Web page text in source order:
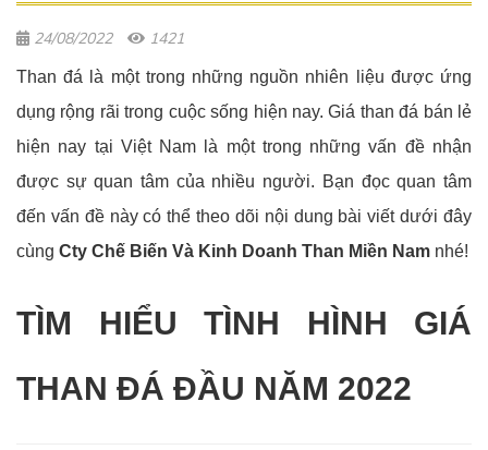
24/08/2022 1421
Than đá là một trong những nguồn nhiên liệu được ứng
dụng rộng rãi trong cuộc sống hiện nay. Giá than đá bán lẻ
hiện nay tại Việt Nam là một trong những vấn đề nhận
được sự quan tâm của nhiều người. Bạn đọc quan tâm
đến vấn đề này có thể theo dõi nội dung bài viết dưới đây
cùng Cty Chế Biến Và Kinh Doanh Than Miền Nam nhé!
TÌM HIỂU TÌNH HÌNH GIÁ
THAN ĐÁ ĐẦU NĂM 2022